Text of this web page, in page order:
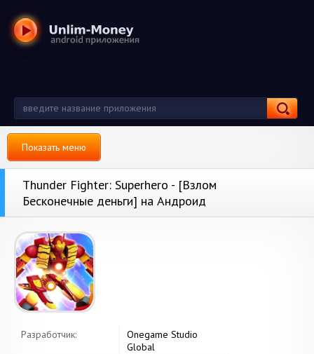
Показать меню
Thunder Fighter: Superhero - [Взлом
Бесконечные деньги] на Андроид
Разработчик:
Onegame Studio
Global